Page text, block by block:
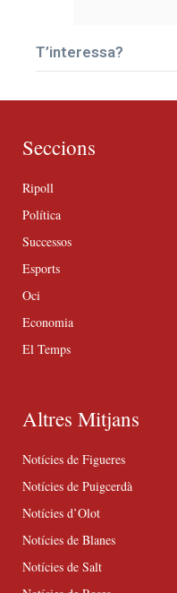
T’interessa?
Seccions
Ripoll
Política
Successos
Esports
Oci
Economia
El Temps
Altres Mitjans
Notícies de Figueres
Notícies de Puigcerdà
Notícies d’Olot
Notícies de Blanes
Notícies de Salt